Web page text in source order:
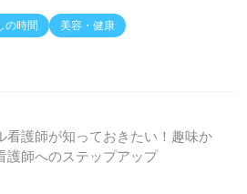
の時間 美容・健康
看護師が知っておきたい！趣味か
護師へのステップアップ